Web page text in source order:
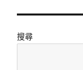
搜尋